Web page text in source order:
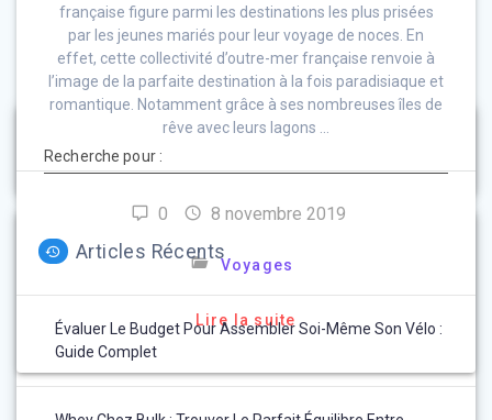
française figure parmi les destinations les plus prisées
par les jeunes mariés pour leur voyage de noces. En
effet, cette collectivité d’outre-mer française renvoie à
l’image de la parfaite destination à la fois paradisiaque et
romantique. Notamment grâce à ses nombreuses îles de
rêve avec leurs lagons …
0 8 novembre 2019
Voyages
Lire la suite
Recherche pour :
Articles Récents
Évaluer Le Budget Pour Assembler Soi-Même Son Vélo :
Guide Complet